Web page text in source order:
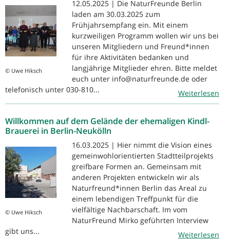
© Uwe Hiksch
12.05.2025 | Die NaturFreunde Berlin
laden am 30.03.2025 zum
Frühjahrsempfang ein. Mit einem
kurzweiligen Programm wollen wir uns bei
unseren Mitgliedern und Freund*innen
für ihre Aktivitäten bedanken und
langjährige Mitglieder ehren. Bitte meldet
euch unter info@naturfreunde.de oder
telefonisch unter 030-810...
Weiterlesen
Willkommen auf dem Gelände der ehemaligen Kindl-
Brauerei in Berlin-Neukölln
© Uwe Hiksch
16.03.2025 | Hier nimmt die Vision eines
gemeinwohlorientierten Stadtteilprojekts
greifbare Formen an. Gemeinsam mit
anderen Projekten entwickeln wir als
Naturfreund*innen Berlin das Areal zu
einem lebendigen Treffpunkt für die
vielfältige Nachbarschaft. Im vom
NaturFreund Mirko geführten Interview
gibt uns...
Weiterlesen